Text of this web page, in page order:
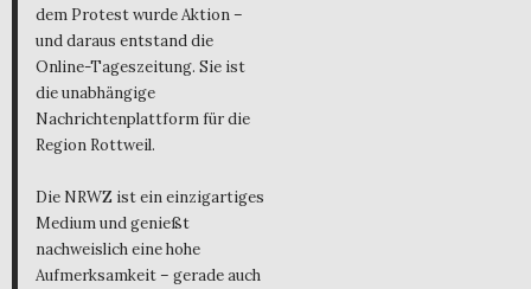
dem Protest wurde Aktion –
und daraus entstand die
Online-Tageszeitung. Sie ist
die unabhängige
Nachrichtenplattform für die
Region Rottweil.
Die NRWZ ist ein einzigartiges
Medium und genießt
nachweislich eine hohe
Aufmerksamkeit – gerade auch